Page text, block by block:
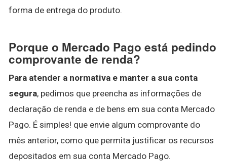
forma de entrega do produto.
Porque o Mercado Pago está pedindo
comprovante de renda?
Para atender a normativa e manter a sua conta
segura, pedimos que preencha as informações de
declaração de renda e de bens em sua conta Mercado
Pago. É simples! que envie algum comprovante do
mês anterior, como que permita justificar os recursos
depositados em sua conta Mercado Pago.